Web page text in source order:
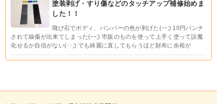
塗装剥げ・すり傷などのタッチアップ補修始めま
した！！
飛び石でボディ、バンパーの色が剥げた(ｰｰ;) 10円パンチ
されて線傷が出来てしまった(ｰｰ;) 市販のものを使って上手く塗って誤魔
化せるか自信がない(･･;) でも綺麗に直してもらうほど財布に余裕が